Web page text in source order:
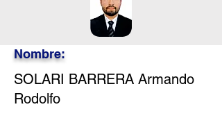
Nombre:
SOLARI BARRERA Armando
Rodolfo